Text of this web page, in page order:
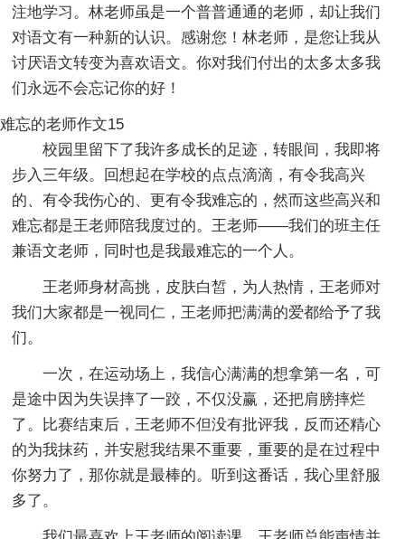
注地学习。林老师虽是一个普普通通的老师，却让我们
对语文有一种新的认识。感谢您！林老师，是您让我从
讨厌语文转变为喜欢语文。你对我们付出的太多太多我
们永远不会忘记你的好！
难忘的老师作文15
校园里留下了我许多成长的足迹，转眼间，我即将
步入三年级。回想起在学校的点点滴滴，有令我高兴
的、有令我伤心的、更有令我难忘的，然而这些高兴和
难忘都是王老师陪我度过的。王老师——我们的班主任
兼语文老师，同时也是我最难忘的一个人。
王老师身材高挑，皮肤白皙，为人热情，王老师对
我们大家都是一视同仁，王老师把满满的爱都给予了我
们。
一次，在运动场上，我信心满满的想拿第一名，可
是途中因为失误摔了一跤，不仅没赢，还把肩膀摔烂
了。比赛结束后，王老师不但没有批评我，反而还精心
的为我抹药，并安慰我结果不重要，重要的是在过程中
你努力了，那你就是最棒的。听到这番话，我心里舒服
多了。